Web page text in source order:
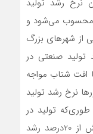
نرخ رشد تولید
محسوب می‌شود و
از شهرهای بزرگ
صنعتی در
دوره با افت شتاب مواجه
نرخ رشد تولید
به طوری‌‌‌که تولید در
عربستان‌سعودی، قرقیزستان و ویتنام بیش از 20‌درصد رشد